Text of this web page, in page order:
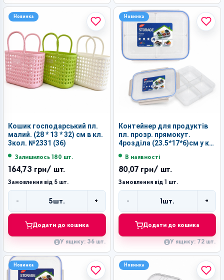
Новинка
Кошик господарський пл.
малий. (28 * 13 * 32) см в кл.
3кол. №2331 (36)
Залишилось 180 шт.
164,73 грн/ шт.
Замовлення від 5 шт.
- 5шт. +
Додати до кошика
У ящику: 36 шт.
Новинка
Контейнер для продуктів
пл. прозр. прямокут.
4розділа (23.5*17*6)см у кл.
В наявності
80,07 грн/ шт.
Замовлення від 1 шт.
- 1 шт. +
Додати до кошика
У ящику: 72 шт.
Новинка Новинка